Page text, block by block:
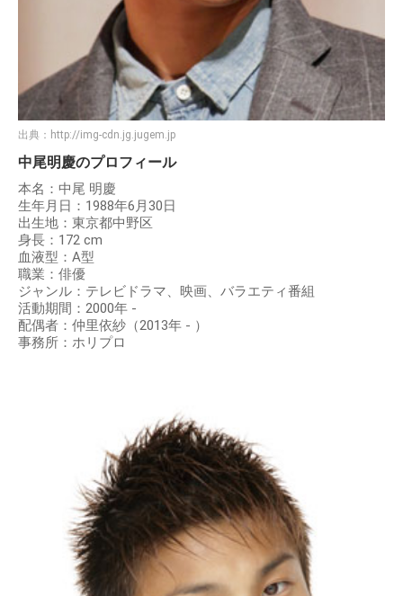
出典： http://img-cdn.jg.jugem.jp
中尾明慶のプロフィール
本名：中尾 明慶
生年月日：1988年6月30日
出生地：東京都中野区
身長：172 cm
血液型：A型
職業：俳優
ジャンル：テレビドラマ、映画、バラエティ番組
活動期間：2000年 -
配偶者：仲里依紗（2013年 - ）
事務所：ホリプロ